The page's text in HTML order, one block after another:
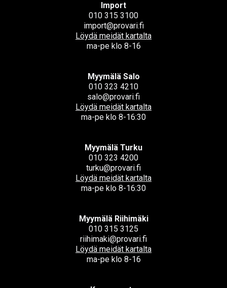
Import
010 315 3100
import@provari.fi
Löydä meidät kartalta
ma-pe klo 8-16
Myymälä Salo
010 323 4210
salo@provari.fi
Löydä meidät kartalta
ma-pe klo 8-16:30
Myymälä Turku
010 323 4200
turku@provari.fi
Löydä meidät kartalta
ma-pe klo 8-16:30
Myymälä Riihimäki
010 315 3125
riihimaki@provari.fi
Löydä meidät kartalta
ma-pe klo 8-16